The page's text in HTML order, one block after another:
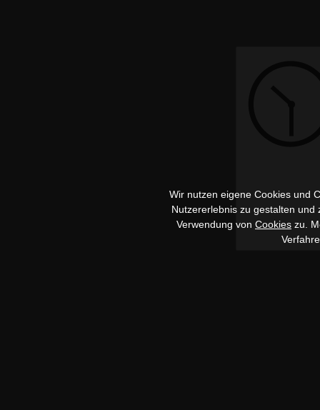
Wir nutzen eigene Cookies und
Nutzererlebnis zu gestalten
Verwendung von Cookies zu.